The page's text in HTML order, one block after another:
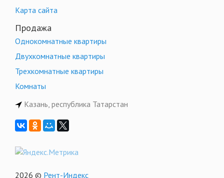
Карта сайта
Продажа
Однокомнатные квартиры
Двухкомнатные квартиры
Трехкомнатные квартиры
Комнаты
Казань, республика Татарстан
2026 © Рент-Индекс